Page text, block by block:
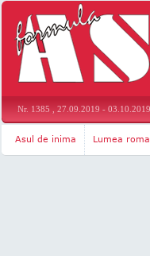
Nr. 1385 , 27.09.2019 - 03.10.2019
Asul de inima Lumea